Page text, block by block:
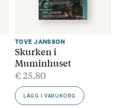
TOVE JANSSON
Skurken i
Muminhuset
€25.80
LÄGG I VARUKORG